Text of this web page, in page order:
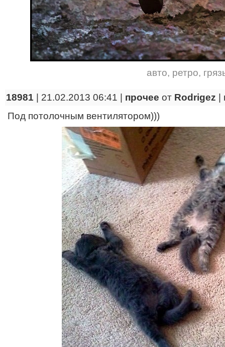
авто, ретро,
18981 | 21.02.2013 06:41 | прочее от Rodrigez
Под потолочным вентилятором)))